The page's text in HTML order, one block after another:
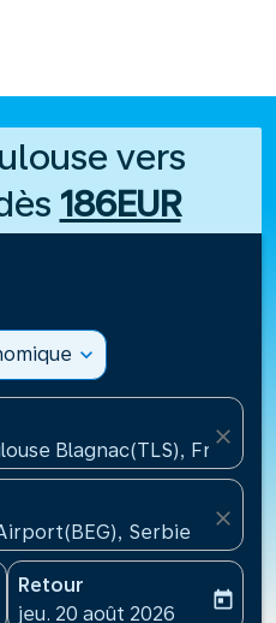
vers
186EUR
expand_more
Blagnac(TLS), France
close
Serbie
close
aria-label
Retour
fc-booking-return-date-
jeu. 20 août 2026
today